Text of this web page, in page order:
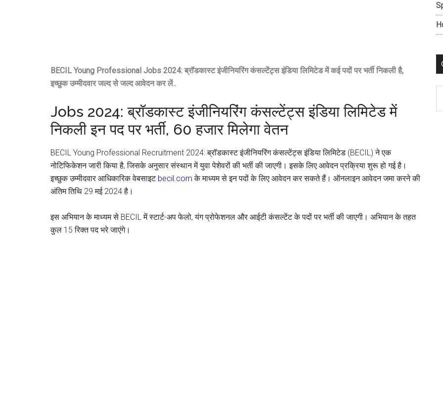
BECIL Young Professional Jobs 2024: ब्रॉडकास्ट इंजीनियरिंग कंसल्टेंट्स इंडिया लिमिटेड में कई पदों पर भर्ती निकली है,
इच्छुक उम्मीदवार जल्द से जल्द आवेदन कर लें..
Jobs 2024: ब्रॉडकास्ट इंजीनियरिंग कंसल्टेंट्स इंडिया लिमिटेड में
निकली इन पद पर भर्ती, 60 हजार मिलेगा वेतन
BECIL Young Professional Recruitment 2024: ब्रॉडकास्ट इंजीनियरिंग कंसल्टेंट्स इंडिया लिमिटेड (BECIL) ने एक
नोटिफिकेशन जारी किया है, जिसके अनुसार संस्थान में युवा पेशेवरों की भर्ती की जाएगी। इसके लिए आवेदन प्रक्रिया शुरू हो गई है।
इच्छुक उम्मीदवार आधिकारिक वेबसाइट becil.com के माध्यम से इन पदों के लिए आवेदन कर सकते हैं। ऑनलाइन आवेदन जमा करने की
अंतिम तिथि 29 मई 2024 है।
इस अभियान के माध्यम से BECIL में स्टार्ट-अप फेलो, यंग प्रोफेशनल और आईटी कंसल्टेंट के पदों पर भर्ती की जाएगी। अभियान के तहत
कुल 15 रिक्त पद भरे जाएंगे।